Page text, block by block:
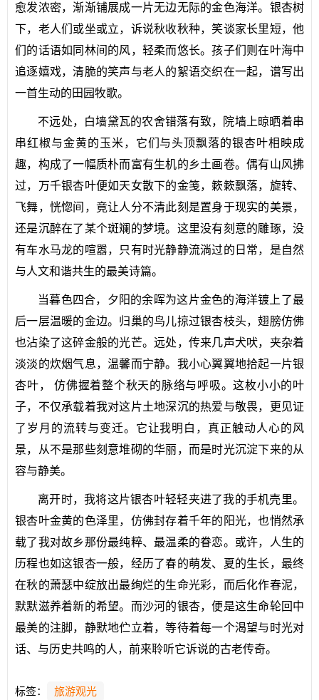
愈发浓密，渐渐铺展成一片无边无际的金色海洋。银杏树
下，老人们或坐或立，诉说秋收秋种，笑谈家长里短，他
们的话语如同林间的风，轻柔而悠长。孩子们则在叶海中
追逐嬉戏，清脆的笑声与老人的絮语交织在一起，谱写出
一首生动的田园牧歌。
不远处，白墙黛瓦的农舍错落有致，院墙上晾晒着串
串红椒与金黄的玉米，它们与头顶飘落的银杏叶相映成
趣，构成了一幅质朴而富有生机的乡土画卷。偶有山风拂
过，万千银杏叶便如天女散下的金笺，簌簌飘落，旋转、
飞舞，恍惚间，竟让人分不清此刻是置身于现实的美景，
还是沉醉在了某个斑斓的梦境。这里没有刻意的雕琢，没
有车水马龙的喧嚣，只有时光静静流淌过的日常，是自然
与人文和谐共生的最美诗篇。
当暮色四合，夕阳的余晖为这片金色的海洋镀上了最
后一层温暖的金边。归巢的鸟儿掠过银杏枝头，翅膀仿佛
也沾染了这碎金般的光芒。远处，传来几声犬吠，夹杂着
淡淡的炊烟气息，温馨而宁静。我小心翼翼地拾起一片银
杏叶， 仿佛握着整个秋天的脉络与呼吸。这枚小小的叶
子，不仅承载着我对这片土地深沉的热爱与敬畏，更见证
了岁月的流转与变迁。它让我明白，真正触动人心的风
景，从不是那些刻意堆砌的华丽，而是时光沉淀下来的从
容与静美。
离开时，我将这片银杏叶轻轻夹进了我的手机壳里。
银杏叶金黄的色泽里，仿佛封存着千年的阳光，也悄然承
载了我对故乡那份最纯粹、最温柔的眷恋。或许，人生的
历程也如这银杏一般，经历了春的萌发、夏的生长，最终
在秋的萧瑟中绽放出最绚烂的生命光彩，而后化作春泥，
默默滋养着新的希望。而沙河的银杏，便是这生命轮回中
最美的注脚，静默地伫立着，等待着每一个渴望与时光对
话、与历史共鸣的人，前来聆听它诉说的古老传奇。
标签： 旅游观光